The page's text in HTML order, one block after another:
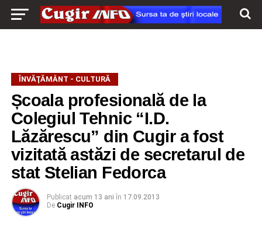
ÎNVĂŢĂMÂNT - CULTURĂ
Școala profesională de la
Colegiul Tehnic “I.D.
Lăzărescu” din Cugir a fost
vizitată astăzi de secretarul de
stat Stelian Fedorca
Publicat acum 13 ani în 17.09.2013
De Cugir INFO